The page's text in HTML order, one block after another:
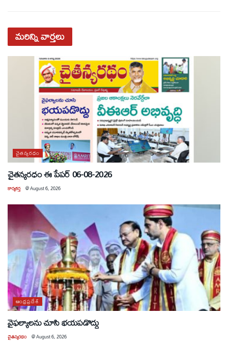
మరిన్నివార్తలు
చైతన్యరధం
చైతన్యరధం ఈ పేపర్ 06-08-2026
కార్యకర్త @August 6, 2026
ఆంధ్రప్రదేశ్
వైఫల్యాలను చూసి భయపడొద్దు
చైతన్యరధం @August 6, 2026